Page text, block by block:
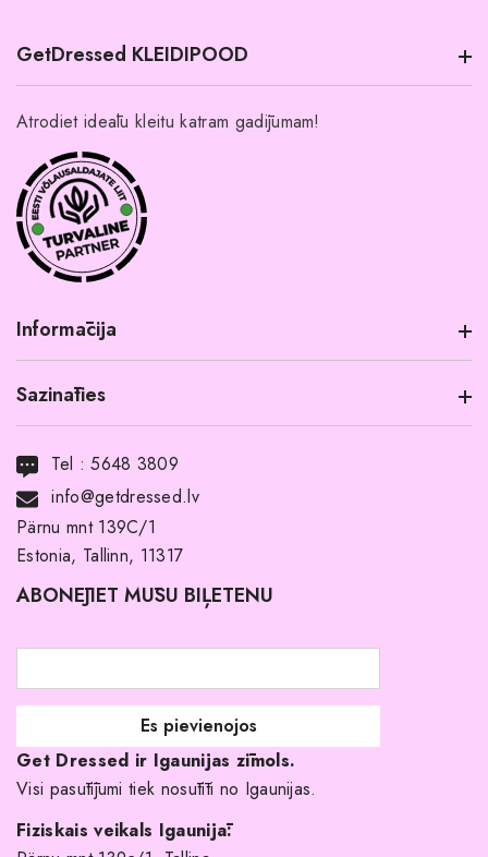
GetDressed KLEIDIPOOD
Atrodiet ideālu kleitu katram gadījumam!
Informācija
Informācija par produktu
Noma ar pirkuma tiesībām
Par mums
Pirkuma noteikumi un nosacījumi
Atgriešanas politika
Līgavas družiņu kleitas
Veikali
Kāpēc izvēlēties mūs?
Sazināties
Tel :5648 3809
info@getdressed.lv
Pärnu mnt 139C/1
Estonia, Tallinn, 11317
ABONĒJIET MŪSU BIĻETENU
Get Dressed ir Igaunijas zīmols.
Visi pasūtījumi tiek nosūtīti no Igaunijas.
Fiziskais veikals Igaunijā: